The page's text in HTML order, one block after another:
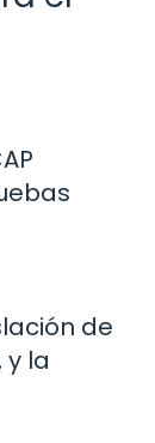
de
la